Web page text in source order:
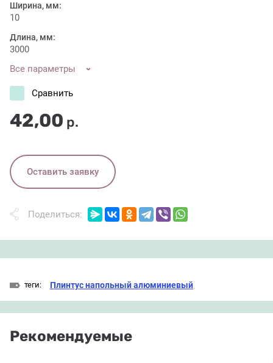
Ширина, мм:
10
Длина, мм:
3000
Все параметры
42,00 р.
Сравнить
Оставить заявку
Поделиться:
теги: Плинтус напольный алюминиевый
Рекомендуемые